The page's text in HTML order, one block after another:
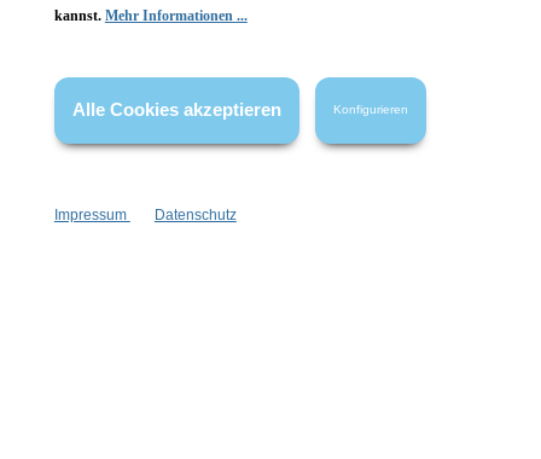
Vertrag widerrufen
* Alle Preise inkl. gesetzl. Mehrwertsteuer zzgl. Versandkosten
wenn nicht anders angegeben.
kannst. Mehr Informationen ...
Alle Cookies akzeptieren Konfigurieren
Impressum Datenschutz